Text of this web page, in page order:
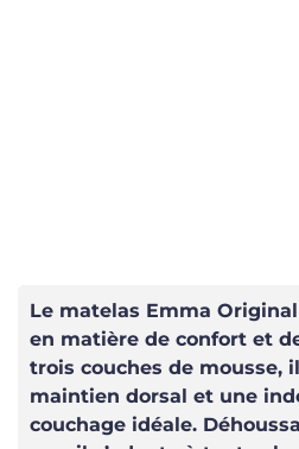
Le matelas Emma
en matière de confort et
trois couches de mousse,
maintien dorsal et une
couchage idéale.